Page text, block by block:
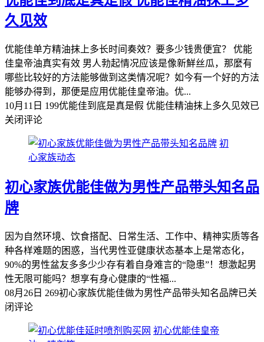
久见效
优能佳单方精油抹上多长时间奏效？要多少钱贵便宜？ 优能
佳皇帝油真实有效 男人勃起情况应该是像新鮮丝瓜，那麼有
哪些比较好的方法能够做到这类情况呢？如今有一个好的方法
能够办得到，那便是应用优能佳皇帝油。优...
10月11日 199优能佳到底是真是假 优能佳精油抹上多久见效已
关闭评论
初
心家族动态
初心家族优能佳做为男性产品带头知名品
牌
因为自然环境、饮食搭配、日常生活、工作中、精神实质等各
种各样难题的困惑，当代男性亚健康状态基本上是常态化，
90%的男性盆友多多少少存有着自身难言的“隐患”！想激起男
性无限可能吗？想享有身心健康的“性福...
08月26日 269初心家族优能佳做为男性产品带头知名品牌已关
闭评论
初心优能佳皇帝